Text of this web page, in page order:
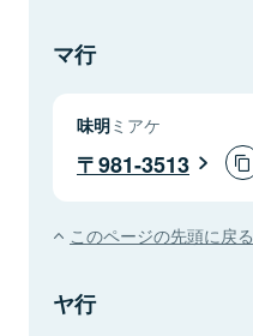
マ行
味明ミアケ
981-3513
このページの先頭に戻る
ヤ行